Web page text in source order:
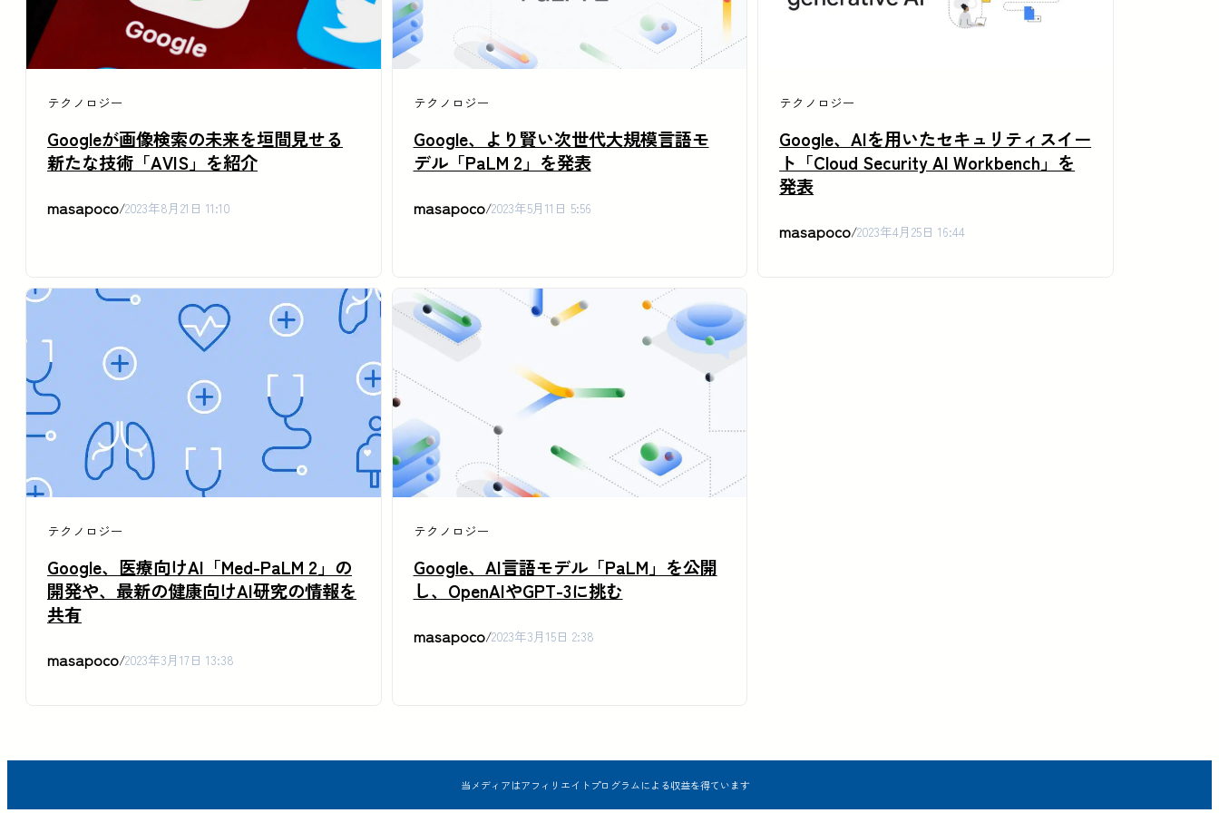
テクノロジー
Googleが画像検索の未来を垣間見せる
新たな技術「AVIS」を紹介
masapoco/2023年8月21日 11:10
テクノロジー
Google、より賢い次世代大規模言語モ
デル「PaLM 2」を発表
masapoco/2023年5月11日 5:56
テクノロジー
Google、AIを用いたセキュリティスイー
ト「Cloud Security AI Workbench」を
発表
masapoco/2023年4月25日 16:44
テクノロジー
Google、医療向けAI「Med-PaLM 2」の
開発や、最新の健康向けAI研究の情報を
共有
masapoco/2023年3月17日 13:38
テクノロジー
Google、AI言語モデル「PaLM」を公開
し、OpenAIやGPT-3に挑む
masapoco/2023年3月15日 2:38
当メディアはアフィリエイトプログラムによる収益を得ています